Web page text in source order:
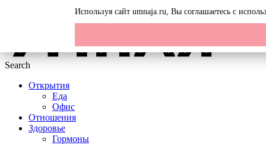
Search
Открытия
Еда
Офис
Отношения
Здоровье
Гормоны
Используя сайт umnaja.ru, Вы соглашаетесь с